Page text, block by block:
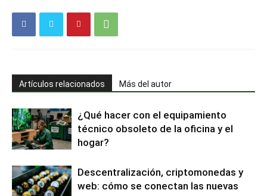
Artículos relacionados Más del autor
¿Qué hacer con el equipamiento
técnico obsoleto de la oficina y el
hogar?
Descentralización, criptomonedas y
web: cómo se conectan las nuevas